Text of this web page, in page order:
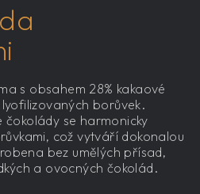
s obsahem 28% kakaové
borůvek.
se harmonicky
což vytváří dokonalou
bez umělých přísad,
a ovocných čokolád.